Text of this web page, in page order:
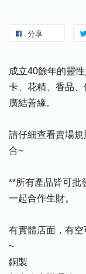
分享
成立40餘年的靈
卡、花精、香品、
廣結善緣。
請仔細查看賣場
合~
**所有產品皆可批
一起合作生財。
有實體店面，有
~
銅製